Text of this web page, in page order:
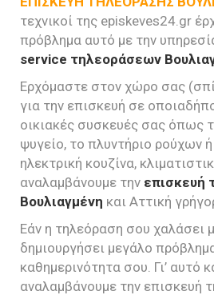
τεχνικοί της episkeves24.gr
πρόβλημα αυτό με την
service τηλεοράσεων
Ερχόμαστε στον χώρο σας
για την επισκευή σε
οικιακές συσκευές σας όπως
ψυγείο, το πλυντήριο ρούχων
ηλεκτρική κουζίνα,
αναλαμβάνουμε την επισκευή
Βουλιαγμένη και Αττική
Εάν η τηλεόραση σου χαλάσει
δημιουργήσει μεγάλο
καθημερινότητα σου. Γι’ αυτό
αναλαμβάνουμε την επισκευή